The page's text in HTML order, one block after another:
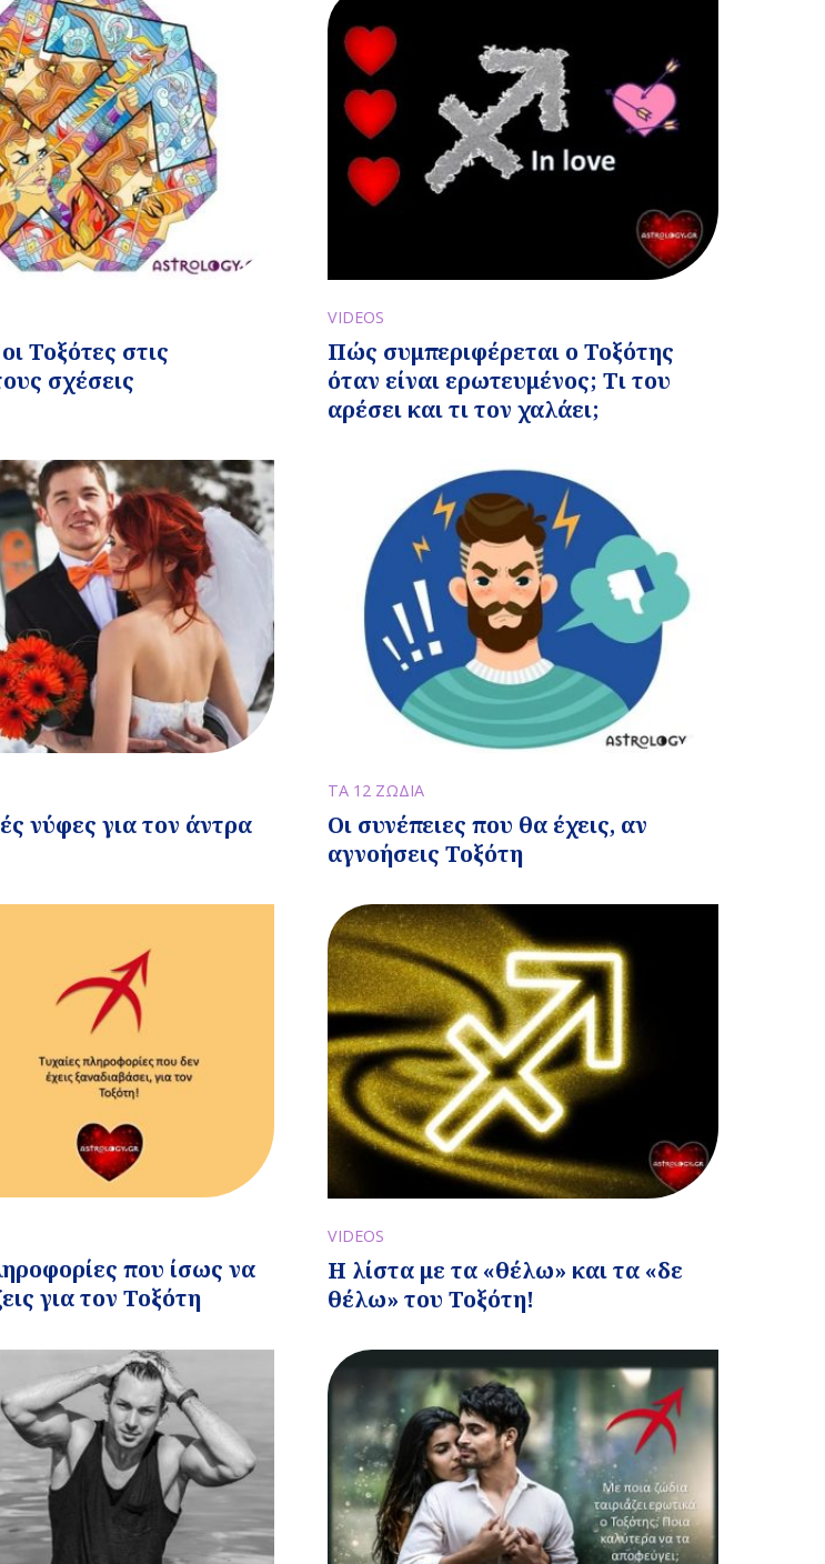
Τοξότες στις
σχέσεις
VIDEOS
Πώς συμπεριφέρεται ο Τοξότης
όταν είναι ερωτευμένος; Τι του
αρέσει και τι τον χαλάει;
νύφες για τον άντρα
ΤΑ 12 ΖΩΔΙΑ
Οι συνέπειες που θα έχεις, αν
αγνοήσεις Τοξότη
που ίσως να
για τον Τοξότη
VIDEOS
Η λίστα με τα «θέλω» και τα «δε
θέλω» του Τοξότη!